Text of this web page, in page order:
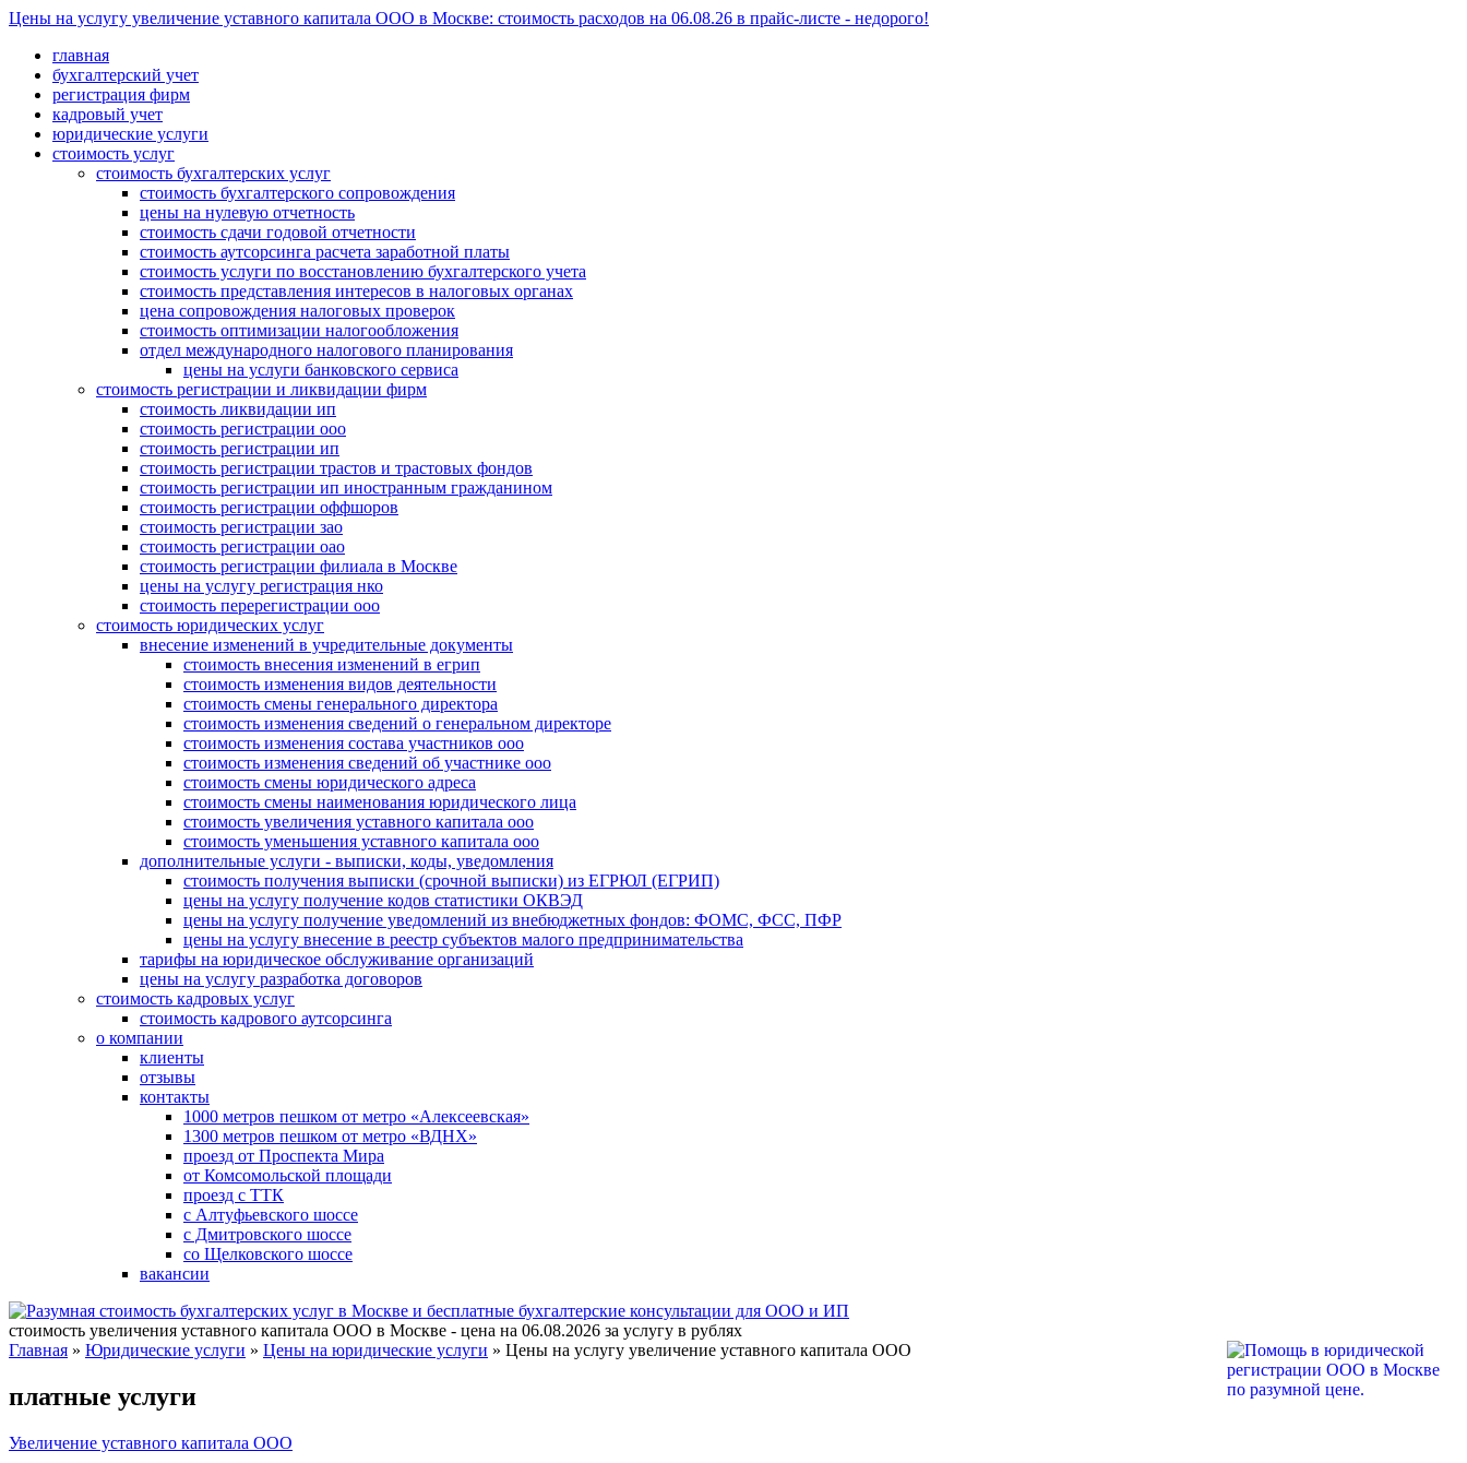
Цены на услугу увеличение уставного капитала ООО в Москве: стоимость расходов на 06.08.26 в прайс-листе - недорого!
главная
бухгалтерский учет
регистрация фирм
кадровый учет
юридические услуги
стоимость услуг
стоимость бухгалтерских услуг
стоимость бухгалтерского сопровождения
цены на нулевую отчетность
стоимость сдачи годовой отчетности
стоимость аутсорсинга расчета заработной платы
стоимость услуги по восстановлению бухгалтерского учета
стоимость представления интересов в налоговых органах
цена сопровождения налоговых проверок
стоимость оптимизации налогообложения
отдел международного налогового планирования
цены на услуги банковского сервиса
стоимость регистрации и ликвидации фирм
стоимость ликвидации ип
стоимость регистрации ооо
стоимость регистрации ип
стоимость регистрации трастов и трастовых фондов
стоимость регистрации ип иностранным гражданином
стоимость регистрации оффшоров
стоимость регистрации зао
стоимость регистрации оао
стоимость регистрации филиала в Москве
цены на услугу регистрация нко
стоимость перерегистрации ооо
стоимость юридических услуг
внесение изменений в учредительные документы
стоимость внесения изменений в егрип
стоимость изменения видов деятельности
стоимость смены генерального директора
стоимость изменения сведений о генеральном директоре
стоимость изменения состава участников ооо
стоимость изменения сведений об участнике ооо
стоимость смены юридического адреса
стоимость смены наименования юридического лица
стоимость увеличения уставного капитала ооо
стоимость уменьшения уставного капитала ооо
дополнительные услуги - выписки, коды, уведомления
стоимость получения выписки (срочной выписки) из ЕГРЮЛ (ЕГРИП)
цены на услугу получение кодов статистики ОКВЭД
цены на услугу получение уведомлений из внебюджетных фондов: ФОМС, ФСС, ПФР
цены на услугу внесение в реестр субъектов малого предпринимательства
тарифы на юридическое обслуживание организаций
цены на услугу разработка договоров
стоимость кадровых услуг
стоимость кадрового аутсорсинга
о компании
клиенты
отзывы
контакты
1000 метров пешком от метро «Алексеевская»
1300 метров пешком от метро «ВДНХ»
проезд от Проспекта Мира
от Комсомольской площади
проезд с ТТК
с Алтуфьевского шоссе
с Дмитровского шоссе
со Щелковского шоссе
вакансии
стоимость увеличения уставного капитала ООО в Москве - цена на 06.08.2026 за услугу в рублях
Главная » Юридические услуги » Цены на юридические услуги » Цены на услугу увеличение уставного капитала ООО
платные услуги
Увеличение уставного капитала ООО